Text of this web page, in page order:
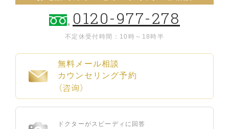
0120-977-278
不定休 受付時間：10時～18時半
無料メール相談
カウンセリング予約
（咨询）
ドクターがスピーディに回答